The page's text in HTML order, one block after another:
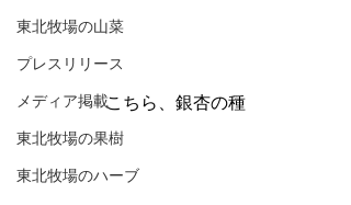
東北牧場の山菜
プレスリリース
メディア掲載
東北牧場の果樹
東北牧場のハーブ
こちら、銀杏の種